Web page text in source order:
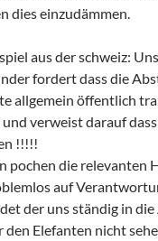
dies einzudämmen.
aus der schweiz:
fordert dass die
allgemein öffentlich
und verweist darauf
!!!!!
pochen die relevanten
auf
der uns ständig in
den Elefanten nicht